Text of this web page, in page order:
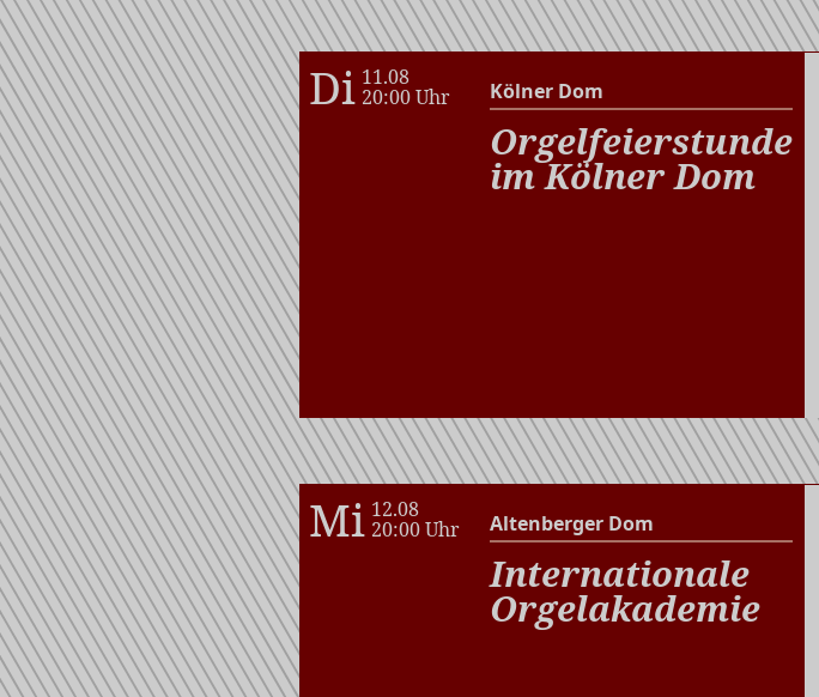
Di 11.08
20:00 Uhr Kölner Dom
Orgelfeierstunde
im Kölner Dom
Mi 12.08
20:00 Uhr Altenberger Dom
Internationale
Orgelakademie